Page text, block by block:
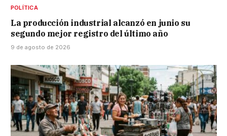
POLÍTICA
La producción industrial alcanzó en junio su
segundo mejor registro del último año
9 de agosto de 2026